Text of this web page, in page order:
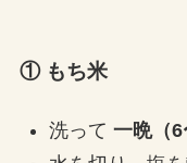
① もち米
洗って 一晩（